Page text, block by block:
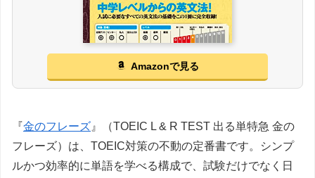
Amazonで見る
『金のフレーズ 』（TOEIC L & R TEST 出る単特急 金の
フレーズ）は、TOEIC対策の不動の定番書です。シンプ
ルかつ効率的に単語を学べる構成で、試験だけでなく日